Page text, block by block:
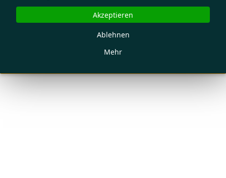
Mehr
Ablehnen
Akzeptieren